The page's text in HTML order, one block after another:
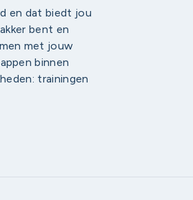
en dat biedt jou
bent en
met jouw
binnen
trainingen